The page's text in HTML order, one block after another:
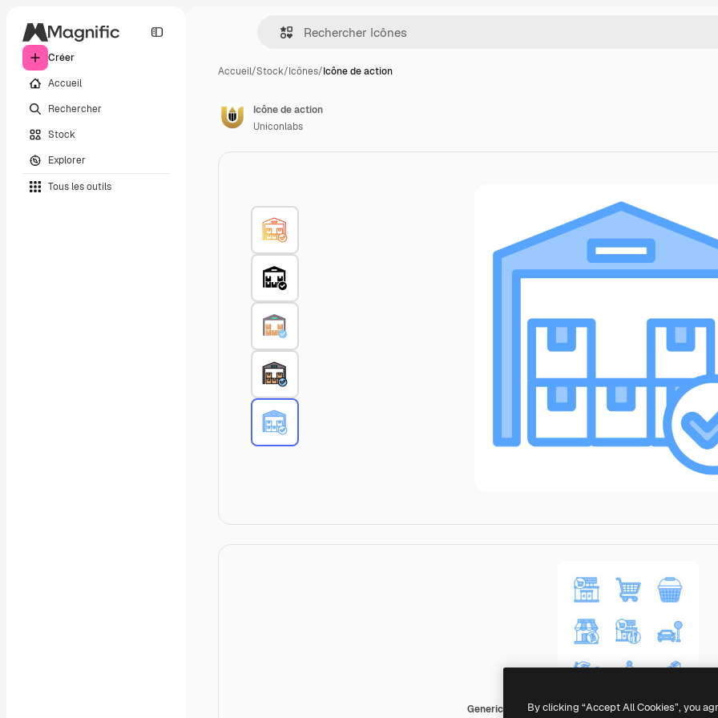
Créer
Accueil
Rechercher
Stock
Explorer
Tous les outils
Accueil/Stock/Icônes/Icône de action
Generic color lineal-color
Icône de action
Uniconlabs
By clicking “Accept All Cookies”, you